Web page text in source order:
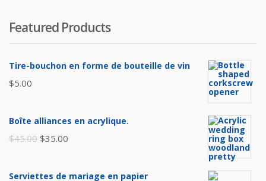
Featured Products
Tire-bouchon en forme de bouteille de vin
$5.00
Boîte alliances en acrylique.
$45.00 Le
initial
$35.00
actuel
Serviettes de mariage en papier